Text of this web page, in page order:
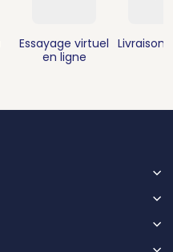
Essayage virtuel
en ligne
Livraison